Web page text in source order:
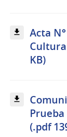
Acta
KB)
(.pdf